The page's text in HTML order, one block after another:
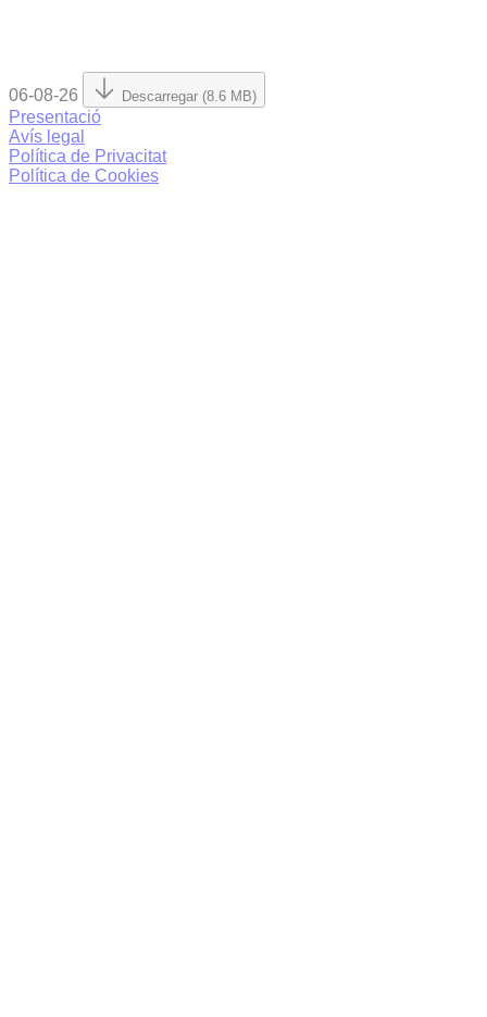
06-08-26 Descarregar (8.6 MB)
Presentació
Avís legal
Política de Privacitat
Política de Cookies